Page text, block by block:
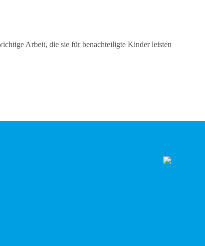
Arbeit, die sie für benachteiligte Kinder leisten.